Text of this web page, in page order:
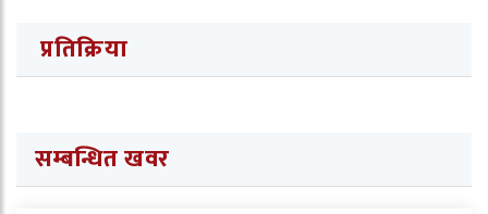
प्रतिक्रिया
सम्बन्धित खवर